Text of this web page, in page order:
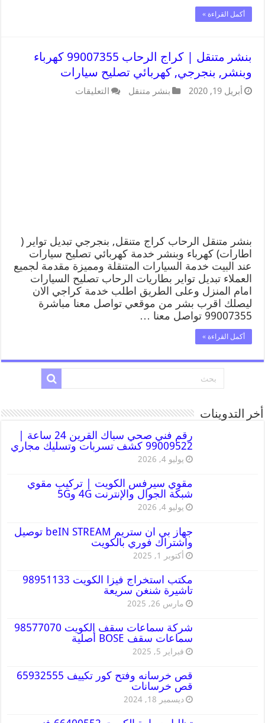
أكمل القراءة »
بنشر متنقل | كراج الرحاب 99007355 كهرباء
وبنشر, بنجرجي, كهربائي تصليح سيارات
أبريل 19, 2020 بنشر متنقل التعليقات
بنشر متنقل الرحاب كراج متنقل, بنجرجي تبديل تواير (
اطارات) كهرباء وبنشر خدمة كهربائي تصليح سيارات
عند البيت خدمة السيارات المتنقلة ومميزة مقدمة لجميع
العملاء تبديل تواير بطاريات الرحاب تصليح السيارات
امام المنزل وعلى الطريق اطلب خدمة كراجي الان
ليصلك اقرب بشر من موقعي تواصل معنا مباشرة
99007355 تواصل معنا …
أكمل القراءة »
أخر التدوينات
رقم فني صحي سباك القرين 24 ساعة |
99009522 كشف تسربات وتسليك مجاري
يوليو 4, 2026
مقوي سيرفس الكويت | تركيب مقوي
شبكة الجوال والإنترنت 4G و5G
يوليو 4, 2026
جهاز بي ان ستريم beIN STREAM توصيل
واشتراك فوري بالكويت
أكتوبر 1, 2025
مكتب استخراج فيزا الكويت 98951133
تاشيرة شنغن سريعة
مارس 26, 2025
شركة سماعات سقف الكويت 98577070
سماعات سقف BOSE أصلية
فبراير 5, 2025
قص خرسانه وفتح كور تكييف 65932555
قص خرسانات
ديسمبر 18, 2024